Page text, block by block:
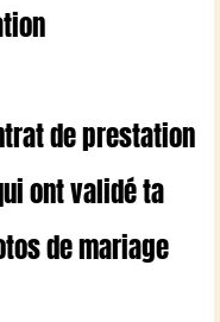
de prestation
ont validé ta
de mariage